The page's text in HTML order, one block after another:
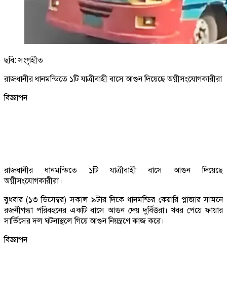
ছবি: সংগৃহীত
রাজধানীর ধানমন্ডিতে ১টি যাত্রীবাহী বাসে আগুন দিয়েছে অগ্নীসংযোগকারীরা
বিজ্ঞাপন
রাজধানীর ধানমন্ডিতে ১টি যাত্রীবাহী বাসে আগুন দিয়েছে
অগ্নীসংযোগকারীরা।
বুধবার (১৩ ডিসেম্বর) সকাল ৯টার দিকে ধানমন্ডির কেয়ারি প্লাজার সামনে
রজনীগন্ধা পরিবহনের একটি বাসে আগুন দেয় দুর্বিত্তরা। খবর পেয়ে ফায়ার
সার্ভিসের দল ঘটনাস্থলে গিয়ে আগুন নিয়ন্ত্রণে কাজ করে।
বিজ্ঞাপন